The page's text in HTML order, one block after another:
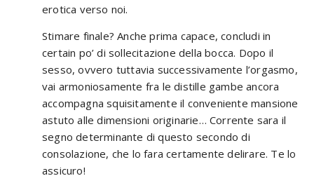
erotica verso noi.
Stimare finale? Anche prima capace, concludi in
certain po’ di sollecitazione della bocca. Dopo il
sesso, ovvero tuttavia successivamente l’orgasmo,
vai armoniosamente fra le distille gambe ancora
accompagna squisitamente il conveniente mansione
astuto alle dimensioni originarie… Corrente sara il
segno determinante di questo secondo di
consolazione, che lo fara certamente delirare. Te lo
assicuro!